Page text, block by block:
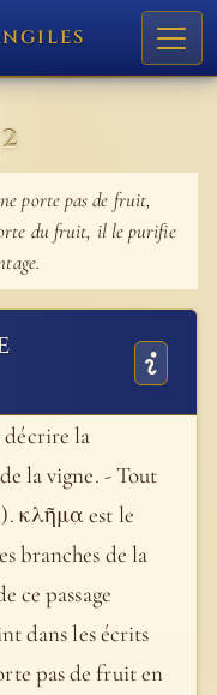
porte pas de fruit,
du fruit, il le purifie
décrire la
la vigne. - Tout
κλῆμα est le
branches de la
ce passage
dans les écrits
pas de fruit en